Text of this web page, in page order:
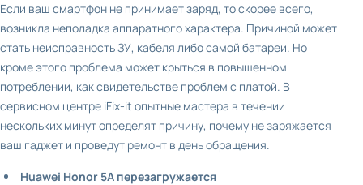
Если ваш смартфон не принимает заряд, то скорее всего,
возникла неполадка аппаратного характера. Причиной может
стать неисправность ЗУ, кабеля либо самой батареи. Но
кроме этого проблема может крыться в повышенном
потреблении, как свидетельстве проблем с платой. В
сервисном центре iFix-it опытные мастера в течении
нескольких минут определят причину, почему не заряжается
ваш гаджет и проведут ремонт в день обращения.
Huawei Honor 5A перезагружается